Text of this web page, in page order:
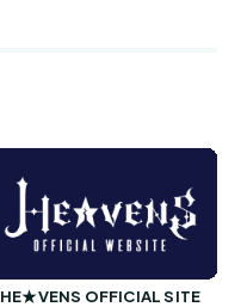
HE★VENS OFFICIAL SITE